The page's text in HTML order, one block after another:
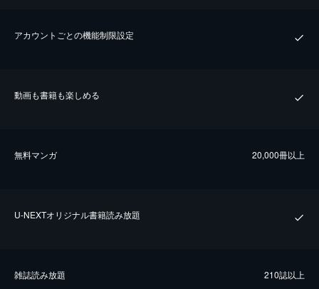
アカウントごとの機能制限設定
動画も書籍も楽しめる
無料マンガ 20,000冊以上
U-NEXTオリジナル書籍読み放題
雑誌読み放題 210誌以上